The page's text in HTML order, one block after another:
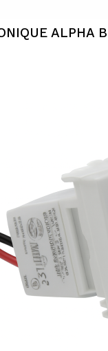
ALPHA